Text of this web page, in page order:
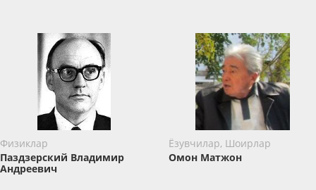
Физиклар
Паздзерский Владимир
Андреевич
Ёзувчилар, Шоирлар
Омон Матжон